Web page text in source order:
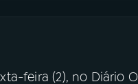
feira (2), no Diário